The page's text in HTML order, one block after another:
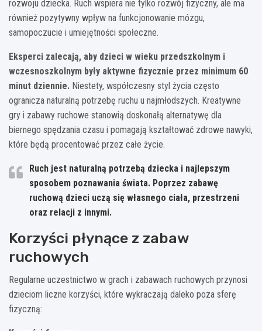
rozwoju dziecka. Ruch wspiera nie tylko rozwój fizyczny, ale ma
również pozytywny wpływ na funkcjonowanie mózgu,
samopoczucie i umiejętności społeczne.
Eksperci zalecają, aby dzieci w wieku przedszkolnym i
wczesnoszkolnym były aktywne fizycznie przez minimum 60
minut dziennie. Niestety, współczesny styl życia często
ogranicza naturalną potrzebę ruchu u najmłodszych. Kreatywne
gry i zabawy ruchowe stanowią doskonałą alternatywę dla
biernego spędzania czasu i pomagają kształtować zdrowe nawyki,
które będą procentować przez całe życie.
Ruch jest naturalną potrzebą dziecka i najlepszym
sposobem poznawania świata. Poprzez zabawę
ruchową dzieci uczą się własnego ciała, przestrzeni
oraz relacji z innymi.
Korzyści płynące z zabaw
ruchowych
Regularne uczestnictwo w grach i zabawach ruchowych przynosi
dzieciom liczne korzyści, które wykraczają daleko poza sferę
fizyczną: